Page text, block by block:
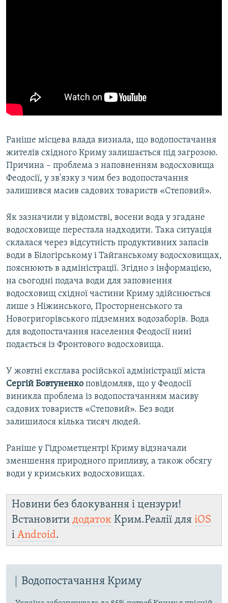
Раніше місцева влада визнала, що водопостачання
жителів східного Криму залишається під загрозою.
Причина – проблема з наповненням водосховища
Феодосії, у зв'язку з чим без водопостачання
залишився масив садових товариств «Степовий».
Як зазначили у відомстві, восени вода у згадане
водосховище перестала надходити. Така ситуація
склалася через відсутність продуктивних запасів
води в Білогірському і Тайганському водосховищах,
пояснюють в адміністрації. Згідно з інформацією,
на сьогодні подача води для заповнення
водосховищ східної частини Криму здійснюється
лише з Ніжинського, Просторненського та
Новогригорівського підземних водозаборів. Вода
для водопостачання населення Феодосії нині
подається із Фронтового водосховища.
У жовтні ексглава російської адміністрації міста
Сергій Бовтуненко повідомляв, що у Феодосії
виникла проблема із водопостачанням масиву
садових товариств «Степовий». Без води
залишилося кілька тисяч людей.
Раніше у Гідрометцентрі Криму відзначали
зменшення природного припливу, а також обсягу
води у кримських водосховищах.​
Новини без блокування і цензури!
Встановити додаток Крим.Реалії для iOS
і Android.
Водопостачання Криму